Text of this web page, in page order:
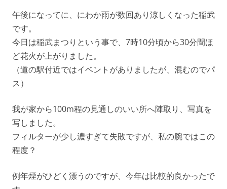
プ
午後になってに、にわか雨が数回あり涼しくなった稲武
です。
今日は稲武まつりという事で、7時10分頃から30分間ほ
ど花火が上がりました。
（道の駅付近ではイベントがありましたが、混むのでパ
ス）
我が家から100m程の見通しのいい所へ陣取り、写真を
写しました。
フィルターが少し濃すぎて失敗ですが、私の腕ではこの
程度？
例年煙がひどく漂うのですが、今年は比較的良かったで